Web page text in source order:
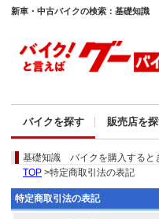
新車・中古バイクの検索：基礎知識
バイクを探す 販売店を
基礎知識 バイクを購入すると
TOP >特定商取引法の表記
特定商取引法の表記